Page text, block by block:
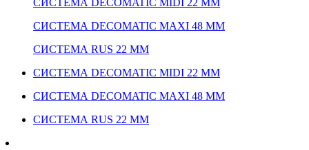
СИСТЕМА DECOMATIC MAXI 48 ММ
СИСТЕМА RUS 22 ММ
СИСТЕМА DECOMATIC MIDI 22 ММ
СИСТЕМА DECOMATIC MAXI 48 ММ
СИСТЕМА RUS 22 ММ